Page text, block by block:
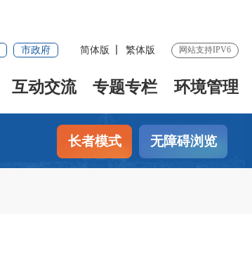
市政府 简体版 繁体版 网站支持IPV6
互动交流 专题专栏 环境管理
长者模式 无障碍浏览